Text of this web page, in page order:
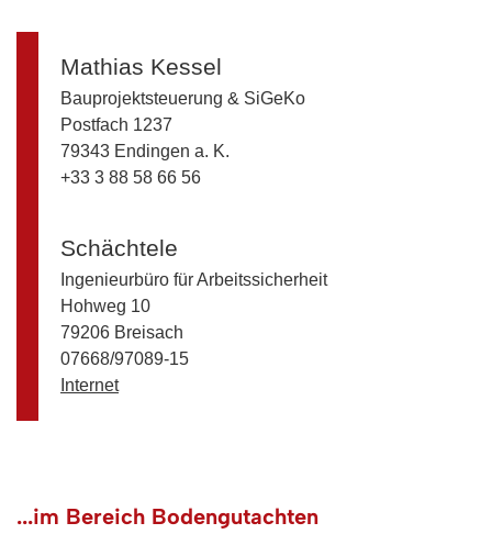
Mathias Kessel
Bauprojektsteuerung & SiGeKo
Postfach 1237
79343 Endingen a. K.
+33 3 88 58 66 56
Schächtele
Ingenieurbüro für Arbeitssicherheit
Hohweg 10
79206 Breisach
07668/97089-15
Internet
...im Bereich Bodengutachten